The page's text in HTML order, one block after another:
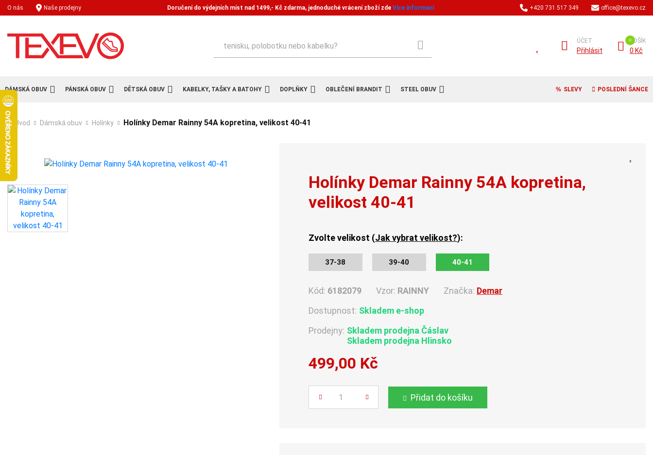
O nás Naše prodejny Doručení do výdejních míst nad 1499,- Kč zdarma, jednoduché vrácení zboží zde Více informací +420 731 517 349 office@texevo.cz
ÚČET
Přihlásit
KOŠÍK
0 Kč
DÁMSKÁ OBUV PÁNSKÁ OBUV DĚTSKÁ OBUV KABELKY, TAŠKY A BATOHY DOPLŇKY OBLEČENÍ BRANDIT STEEL OBUV SLEVY POSLEDNÍ ŠANCE
Úvod Dámská obuv Holínky Holínky Demar Rainny 54A kopretina, velikost 40-41
Holínky Demar Rainny 54A kopretina,
velikost 40-41
Zvolte velikost (Jak vybrat velikost?):
37-38 39-40 40-41
Kód: 6182079 Vzor: RAINNY Značka: Demar
Dostupnost: Skladem e-shop
Prodejny: Skladem prodejna Čáslav
Skladem prodejna Hlinsko
499,00 Kč
Přidat do košíku